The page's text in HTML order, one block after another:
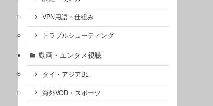
VPN用語・仕組み
トラブルシューティング
動画・エンタメ視聴
タイ・アジアBL
海外VOD・スポーツ